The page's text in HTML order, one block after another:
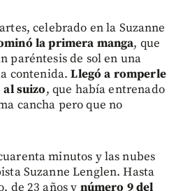
celebrado en la Suzanne
la primera manga, que
paréntesis de sol en una
contenida.Llegó a romperle
suizo, que había entrenado
cancha pero que no
minutos y las nubes
Suzanne Lenglen. Hasta
de 23 años y número 9 del